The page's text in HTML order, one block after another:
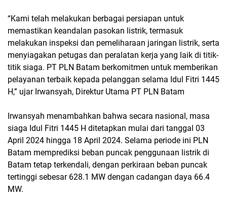
“Kami telah melakukan berbagai persiapan untuk
memastikan keandalan pasokan listrik, termasuk
melakukan inspeksi dan pemeliharaan jaringan listrik, serta
menyiagakan petugas dan peralatan kerja yang laik di titik-
titik siaga. PT PLN Batam berkomitmen untuk memberikan
pelayanan terbaik kepada pelanggan selama Idul Fitri 1445
H,” ujar Irwansyah, Direktur Utama PT PLN Batam
Irwansyah menambahkan bahwa secara nasional, masa
siaga Idul Fitri 1445 H ditetapkan mulai dari tanggal 03
April 2024 hingga 18 April 2024. Selama periode ini PLN
Batam memprediksi beban puncak penggunaan listrik di
Batam tetap terkendali, dengan perkiraan beban puncak
tertinggi sebesar 628.1 MW dengan cadangan daya 66.4
MW.